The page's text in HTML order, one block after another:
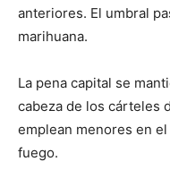
anteriores. El umbral
marihuana.
La pena capital se
cabeza de los cárteles
emplean menores en
fuego.